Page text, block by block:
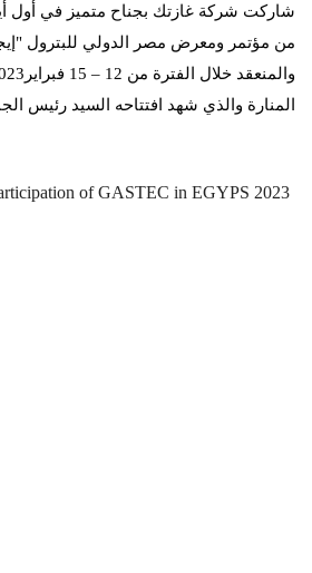
شاركت شركة غازتك بجناح متميز في أول
المنارة والذي شهد افتتاحه السيد رئيس